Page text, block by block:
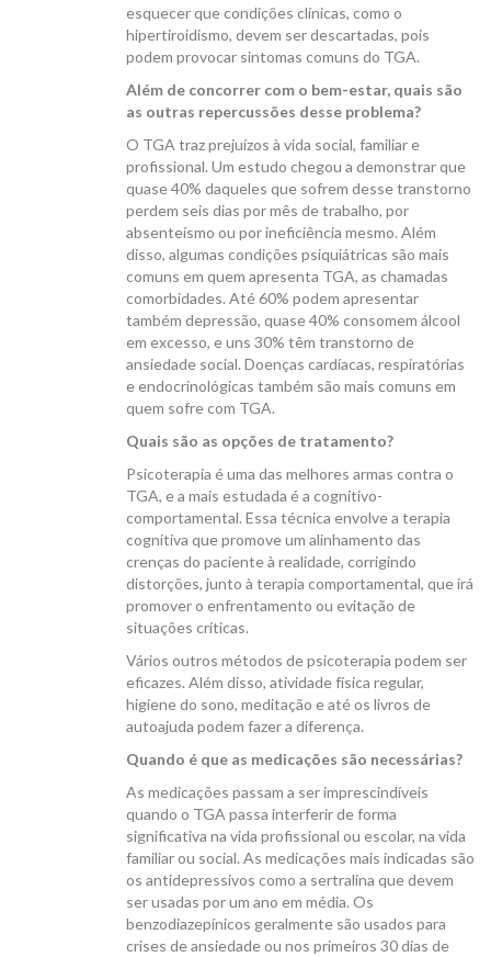
esquecer que condições clínicas, como o
hipertiroidismo, devem ser descartadas, pois
podem provocar sintomas comuns do TGA.
Além de concorrer com o bem-estar, quais são
as outras repercussões desse problema?
O TGA traz prejuízos à vida social, familiar e
profissional. Um estudo chegou a demonstrar que
quase 40% daqueles que sofrem desse transtorno
perdem seis dias por mês de trabalho, por
absenteísmo ou por ineficiência mesmo. Além
disso, algumas condições psiquiátricas são mais
comuns em quem apresenta TGA, as chamadas
comorbidades. Até 60% podem apresentar
também depressão, quase 40% consomem álcool
em excesso, e uns 30% têm transtorno de
ansiedade social. Doenças cardíacas, respiratórias
e endocrinológicas também são mais comuns em
quem sofre com TGA.
Quais são as opções de tratamento?
Psicoterapia é uma das melhores armas contra o
TGA, e a mais estudada é a cognitivo-
comportamental. Essa técnica envolve a terapia
cognitiva que promove um alinhamento das
crenças do paciente à realidade, corrigindo
distorções, junto à terapia comportamental, que irá
promover o enfrentamento ou evitação de
situações críticas.
Vários outros métodos de psicoterapia podem ser
eficazes. Além disso, atividade física regular,
higiene do sono, meditação e até os livros de
autoajuda podem fazer a diferença.
Quando é que as medicações são necessárias?
As medicações passam a ser imprescindíveis
quando o TGA passa interferir de forma
significativa na vida profissional ou escolar, na vida
familiar ou social. As medicações mais indicadas são
os antidepressivos como a sertralina que devem
ser usadas por um ano em média. Os
benzodiazepínicos geralmente são usados para
crises de ansiedade ou nos primeiros 30 dias de